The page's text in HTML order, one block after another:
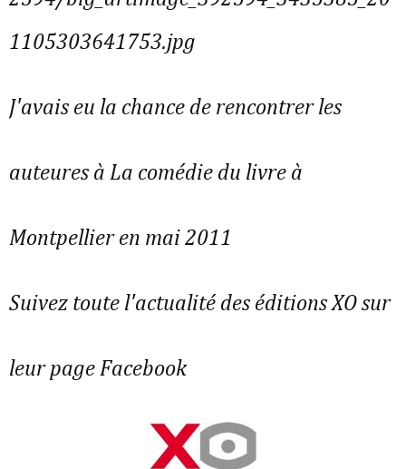
J'avais eu la chance de rencontrer les
auteures à La comédie du livre à
Montpellier en mai 2011
Suivez toute l'actualité des éditions XO sur
leur page Facebook